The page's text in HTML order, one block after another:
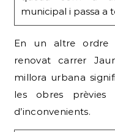
municipal i passa a
En un altre ordre
renovat carrer
millora urbana
les obres prèvies
d’inconvenients.